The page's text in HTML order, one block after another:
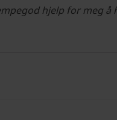
hjelp for meg